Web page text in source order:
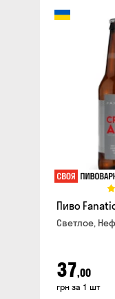
Пиво
Светлое,
37,00
грн за 1 шт